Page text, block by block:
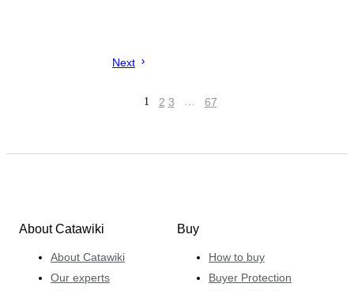
Next
1 2 3 … 67
About Catawiki
About Catawiki
Our experts
Buy
How to buy
Buyer Protection